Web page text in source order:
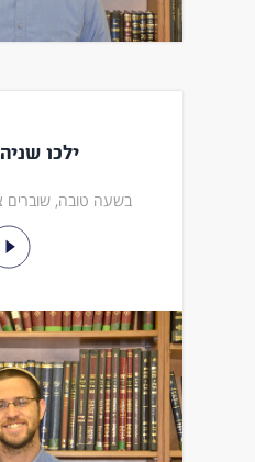
ילכו
בשעה טובה, שוברים